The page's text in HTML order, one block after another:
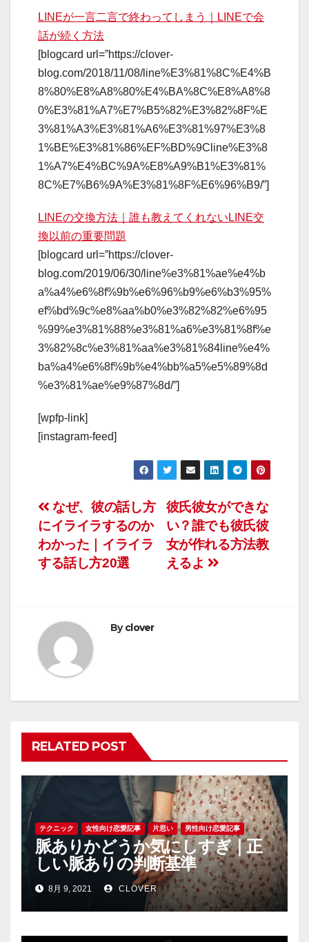
LINEが一言二言で終わってしまう｜LINEで会
話が続く方法
[blogcard url=”https://clover-
blog.com/2018/11/08/line%E3%81%8C%E4%B
8%80%E8%A8%80%E4%BA%8C%E8%A8%8
0%E3%81%A7%E7%B5%82%E3%82%8F%E
3%81%A3%E3%81%A6%E3%81%97%E3%8
1%BE%E3%81%86%EF%BD%9Cline%E3%8
1%A7%E4%BC%9A%E8%A9%B1%E3%81%
8C%E7%B6%9A%E3%81%8F%E6%96%B9/”]
LINEの交換方法｜誰も教えてくれないLINE交
換以前の重要問題
[blogcard url=”https://clover-
blog.com/2019/06/30/line%e3%81%ae%e4%b
a%a4%e6%8f%9b%e6%96%b9%e6%b3%95%
ef%bd%9c%e8%aa%b0%e3%82%82%e6%95
%99%e3%81%88%e3%81%a6%e3%81%8f%e
3%82%8c%e3%81%aa%e3%81%84line%e4%
ba%a4%e6%8f%9b%e4%bb%a5%e5%89%8d
%e3%81%ae%e9%87%8d/”]
[wpfp-link]
[instagram-feed]
投
稿
ナ
ゲ
ー
シ
ョ
ン
彼氏彼女ができな
い？誰でも彼氏彼
女が作れる方法教
えるよ
なぜ、彼の話し方
にイライラするのか
わかった｜イライラ
する話し方20選
Byclover
RELATED POST
テクニック 女性向け恋愛記事 片思い 男性向け恋愛記事
脈ありかどうか気にしすぎ｜正
しい脈ありの判断基準
8月 9, 2021 CLOVER